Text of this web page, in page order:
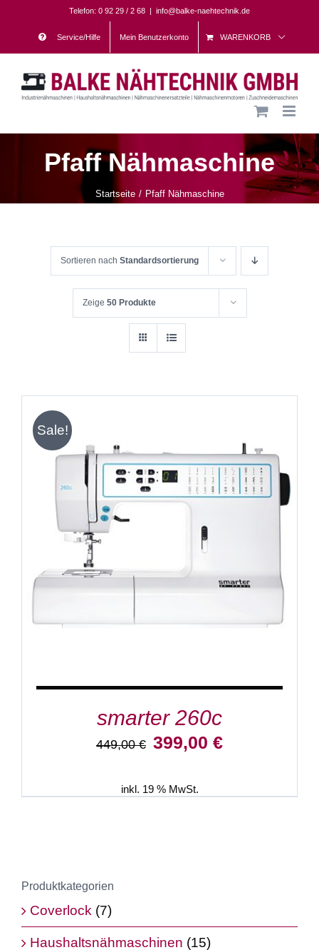
content
Telefon: 0 92 29 / 2 68 | info@balke-naehtechnik.de
Service/Hilfe Mein Benutzerkonto WARENKORB
Pfaff Nähmaschine
Startseite Pfaff Nähmaschine
Sortieren nach Standardsortierung
Zeige 50 Produkte
Sale!
IN DEN WARENKORB DETAILS
smarter 260c
449,00€ Ursprünglicher
449,00 €
399,00 €Aktueller
inkl. 19 % MwSt.
Produktkategorien
Coverlock (7)
Haushaltsnähmaschinen (15)